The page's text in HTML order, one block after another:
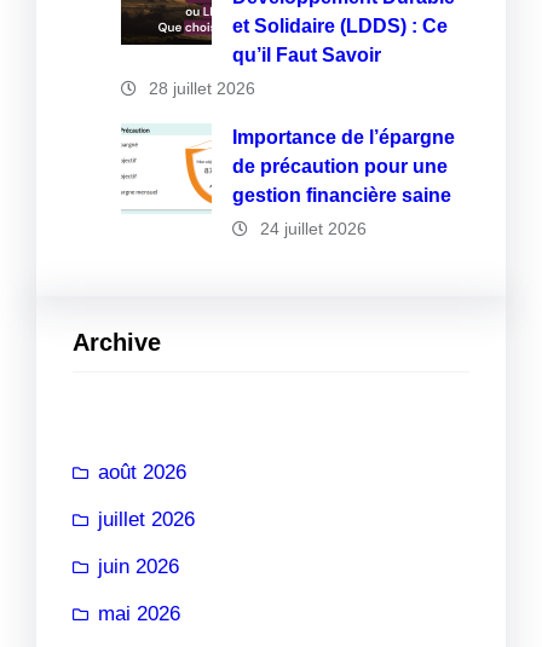
et Solidaire (LDDS) : Ce
qu’il Faut Savoir
28 juillet 2026
Importance de l’épargne
de précaution pour une
gestion financière saine
24 juillet 2026
Archive
août 2026
juillet 2026
juin 2026
mai 2026